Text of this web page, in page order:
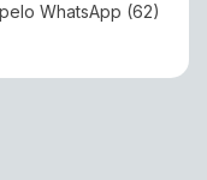
WhatsApp (62)